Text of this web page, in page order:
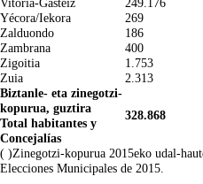
Yécora/Iekora
269
Zalduondo
186
Zambrana
400
Zigoitia
1.753
Zuia
2.313
Biztanle- eta zinegotzi-
kopurua, guztira
Total habitantes y
Concejalías
328.868
( )Zinegotzi-kopurua 2015eko udal-
Elecciones Municipales de 2015.